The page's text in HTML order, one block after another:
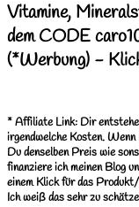
Vitamine,
dem CODE
(*Werbung) -
*Affiliate Link: Dir
irgendwelche Kosten.
Du denselben Preis wie
finanziere ich meinen Blog
einem Klick für das
Ich weiß das sehr zu